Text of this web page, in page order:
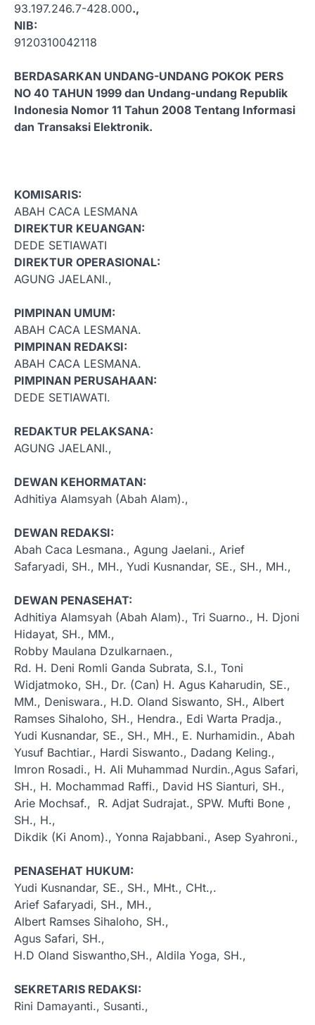
93.197.246.7-428.000.,
NIB:
9120310042118
BERDASARKAN UNDANG-UNDANG POKOK PERS
NO 40 TAHUN 1999 dan Undang-undang Republik
Indonesia Nomor 11 Tahun 2008 Tentang Informasi
dan Transaksi Elektronik.
KOMISARIS:
ABAH CACA LESMANA
DIREKTUR KEUANGAN:
DEDE SETIAWATI
DIREKTUR OPERASIONAL:
AGUNG JAELANI.,
PIMPINAN UMUM:
ABAH CACA LESMANA.
PIMPINAN REDAKSI:
ABAH CACA LESMANA.
PIMPINAN PERUSAHAAN:
DEDE SETIAWATI.
REDAKTUR PELAKSANA:
AGUNG JAELANI.,
DEWAN KEHORMATAN:
Adhitiya Alamsyah (Abah Alam).,
DEWAN REDAKSI:
Abah Caca Lesmana., Agung Jaelani., Arief
Safaryadi, SH., MH., Yudi Kusnandar, SE., SH., MH.,
DEWAN PENASEHAT:
Adhitiya Alamsyah (Abah Alam)., Tri Suarno., H. Djoni
Hidayat, SH., MM.,
Robby Maulana Dzulkarnaen.,
Rd. H. Deni Romli Ganda Subrata, S.I., Toni
Widjatmoko, SH., Dr. (Can) H. Agus Kaharudin, SE.,
MM., Deniswara., H.D. Oland Siswanto, SH., Albert
Ramses Sihaloho, SH., Hendra., Edi Warta Pradja.,
Yudi Kusnandar, SE., SH., MH., E. Nurhamidin., Abah
Yusuf Bachtiar., Hardi Siswanto., Dadang Keling.,
Imron Rosadi., H. Ali Muhammad Nurdin.,Agus Safari,
SH., H. Mochammad Raffi., David HS Sianturi, SH.,
Arie Mochsaf., R. Adjat Sudrajat., SPW. Mufti Bone ,
SH., H.,
Dikdik (Ki Anom)., Yonna Rajabbani., Asep Syahroni.,
PENASEHAT HUKUM:
Yudi Kusnandar, SE., SH., MHt., CHt.,.
Arief Safaryadi, SH., MH.,
Albert Ramses Sihaloho, SH.,
Agus Safari, SH.,
H.D Oland Siswantho,SH., Aldila Yoga, SH.,
SEKRETARIS REDAKSI:
Rini Damayanti., Susanti.,